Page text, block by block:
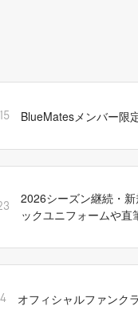
BlueMatesメンバー限
2026シーズン継続・
ックユニフォームや直
オフィシャルファンク